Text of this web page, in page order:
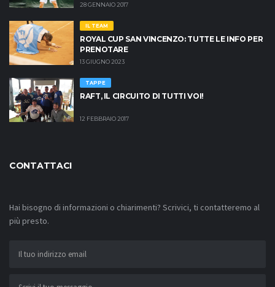
28 GENNAIO 2017
IL TEAM
ROYAL CUP SAN VINCENZO: TUTTE LE INFO PER
PRENOTARE
13 GIUGNO 2023
TAPPE
RAFT, IL CIRCUITO DI TUTTI VOI!
12 FEBBRAIO 2017
CONTATTACI
Hai bisogno di informazioni o chiarimenti? Scrivici, ti contatteremo al
più presto.